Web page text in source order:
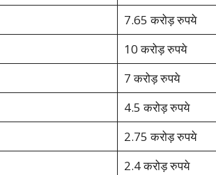
7.65 करोड़ रुपये
10 करोड़ रुपये
7 करोड़ रुपये
4.5 करोड़ रुपये
2.75 करोड़ रुपये
2.4 करोड़ रुपये